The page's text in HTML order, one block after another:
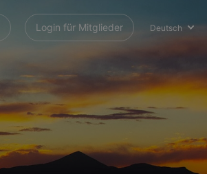
Login für Mitglieder Deutsch